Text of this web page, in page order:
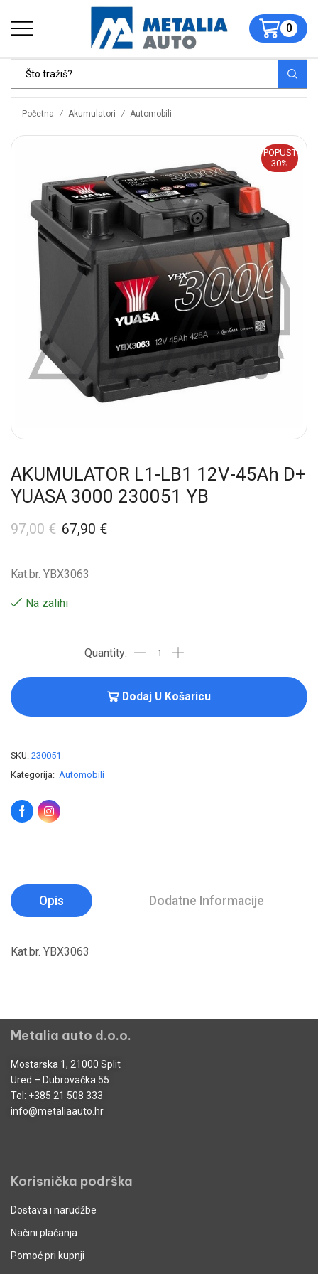
0
Početna / Akumulatori / Automobili
POPUST
30%
AKUMULATOR L1-LB1 12V-45Ah D+
YUASA 3000 230051 YB
97,00€ 67,90 €
Kat.br. YBX3063
Na zalihi
Dodaj U Košaricu
SKU: 230051
Kategorija: Automobili
Opis Dodatne Informacije
Kat.br. YBX3063
Metalia auto d.o.o.
Mostarska 1, 21000 Split
Ured – Dubrovačka 55
Tel: +385 21 508 333
info@metaliaauto.hr
Korisnička podrška
Dostava i narudžbe
Načini plaćanja
Pomoć pri kupnji